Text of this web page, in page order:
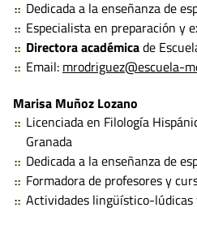
Dedicada a la enseñanza de
Especialista en preparación y
Directora académicade
Email: mrodriguez@escuela-
Marisa Muñoz Lozano
Licenciada en Filología
Granada
Dedicada a la enseñanza de
Formadora de profesores y
Actividades lingüístico-lúdicas